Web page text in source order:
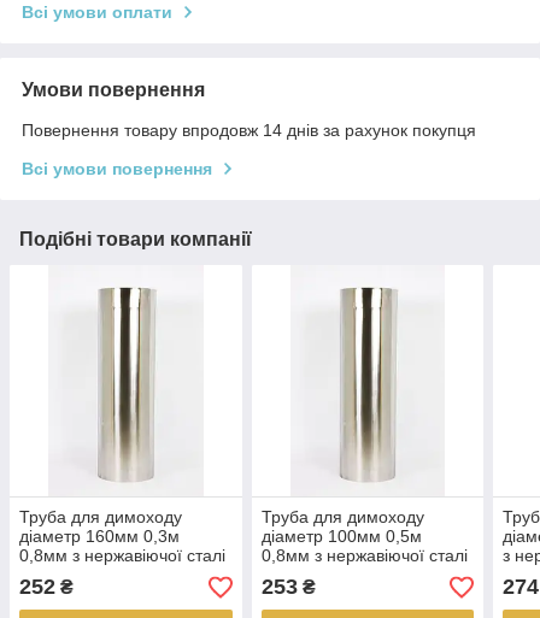
Всі умови оплати
Умови повернення
Повернення товару впродовж 14 днів за рахунок покупця
Всі умови повернення
Подібні товари компанії
Труба для димоходу
діаметр 160мм 0,3м
0,8мм з нержавіючої сталі
AISI 304
252 ₴
Труба для димоходу
діаметр 100мм 0,5м
0,8мм з нержавіючої сталі
AISI 304
253₴
з
304
274